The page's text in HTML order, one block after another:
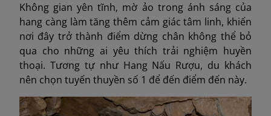
Không gian yên tĩnh, mờ ảo trong ánh sáng của
hang càng làm tăng thêm cảm giác tâm linh, khiến
nơi đây trở thành điểm dừng chân không thể bỏ
qua cho những ai yêu thích trải nghiệm huyền
thoại. Tương tự như Hang Nấu Rượu, du khách
nên chọn tuyến thuyền số 1 để đến điểm đến này.